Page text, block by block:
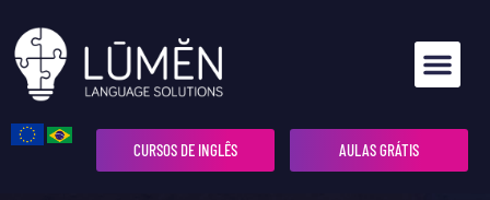
CURSOS DE INGLÊS AULAS GRÁTIS